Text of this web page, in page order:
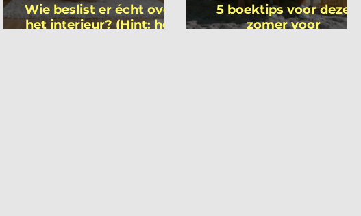
Wie beslist er écht over
het interieur? (Hint: het
5 boektips voor deze
zomer voor